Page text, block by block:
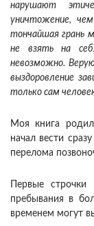
нарушают
уничтожение,
тончайшая грань
не взять на
невозможно.
выздоровление
только сам
Моя книга
начал вести
перелома
Первые
пребывания в
временем могут